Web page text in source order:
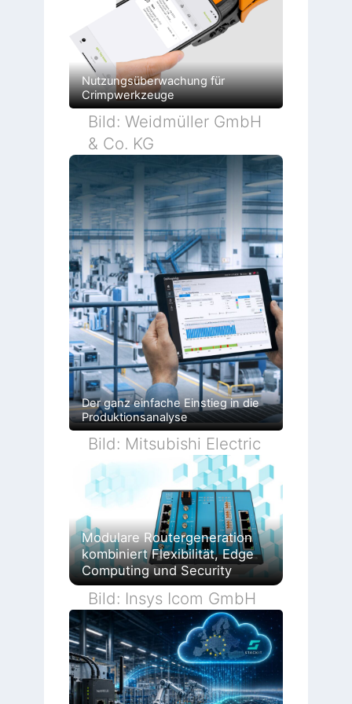
Nutzungsüberwachung für
Crimpwerkzeuge
Bild: Weidmüller GmbH
& Co. KG
Der ganz einfache Einstieg in die
Produktionsanalyse
Bild: Mitsubishi Electric
Modulare Routergeneration
kombiniert Flexibilität, Edge
Computing und Security
Bild: Insys Icom GmbH